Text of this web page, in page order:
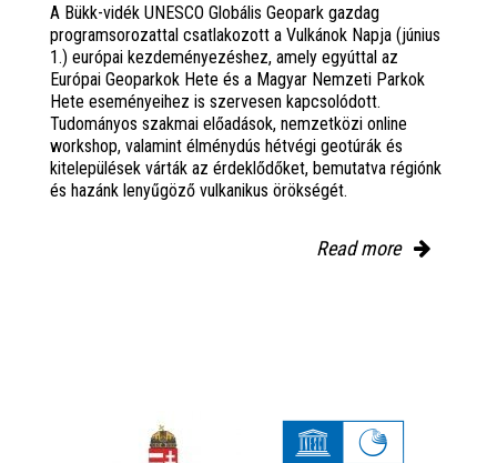
A Bükk-vidék UNESCO Globális Geopark gazdag
programsorozattal csatlakozott a Vulkánok Napja (június
1.) európai kezdeményezéshez, amely egyúttal az
Európai Geoparkok Hete és a Magyar Nemzeti Parkok
Hete eseményeihez is szervesen kapcsolódott.
Tudományos szakmai előadások, nemzetközi online
workshop, valamint élménydús hétvégi geotúrák és
kitelepülések várták az érdeklődőket, bemutatva régiónk
és hazánk lenyűgöző vulkanikus örökségét.
Read more